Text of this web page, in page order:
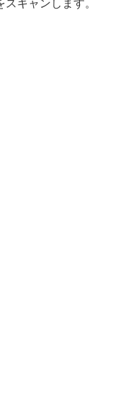
キャンします。